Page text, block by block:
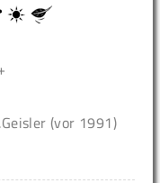
(vor 1991)